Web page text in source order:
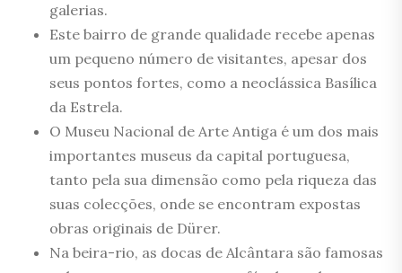
galerias.
Este bairro de grande qualidade recebe apenas
um pequeno número de visitantes, apesar dos
seus pontos fortes, como a neoclássica Basílica
da Estrela.
O Museu Nacional de Arte Antiga é um dos mais
importantes museus da capital portuguesa,
tanto pela sua dimensão como pela riqueza das
suas colecções, onde se encontram expostas
obras originais de Dürer.
Na beira-rio, as docas de Alcântara são famosas